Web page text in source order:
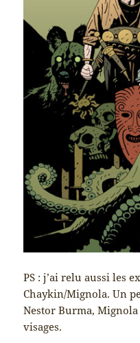
PS : j’ai relu aussi les
Chaykin/Mignola. Un
Nestor Burma,
visages.